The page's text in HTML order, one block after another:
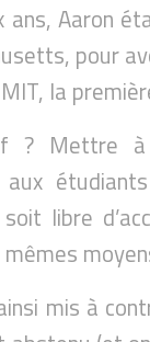
ans, Aaron
pour
la
? Mettre
aux
libre
mêmes
mis à